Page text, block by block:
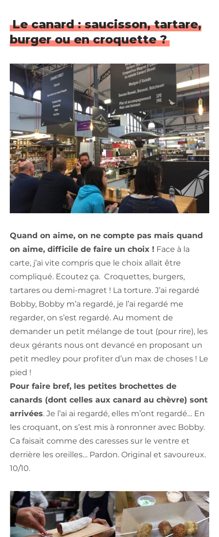
Le canard : saucisson, tartare,
burger ou en croquette ?
Quand on aime, on ne compte pas mais quand
on aime, difficile de faire un choix ! Face à la
carte, j’ai vite compris que le choix allait être
compliqué. Ecoutez ça. Croquettes, burgers,
tartares ou demi-magret ! La torture. J’ai regardé
Bobby, Bobby m’a regardé, je l’ai regardé me
regarder, on s’est regardé. Au moment de
demander un petit mélange de tout (pour rire), les
deux gérants nous ont devancé en proposant un
petit medley pour profiter d’un max de choses ! Le
pied !
Pour faire bref, les petites brochettes de
canards (dont celles aux canard au chèvre) sont
arrivées. Je l’ai ai regardé, elles m’ont regardé… En
les croquant, on s’est mis à ronronner avec Bobby.
Ca faisait comme des caresses sur le ventre et
derrière les oreilles… Pardon. Original et savoureux.
10/10.